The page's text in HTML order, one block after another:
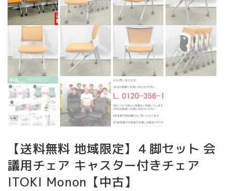
【送料無料 地域限定】４脚セット 会
議用チェア キャスター付きチェア
ITOKI Monon【中古】